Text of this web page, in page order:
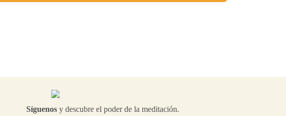
Síguenos y descubre el poder de la meditación.